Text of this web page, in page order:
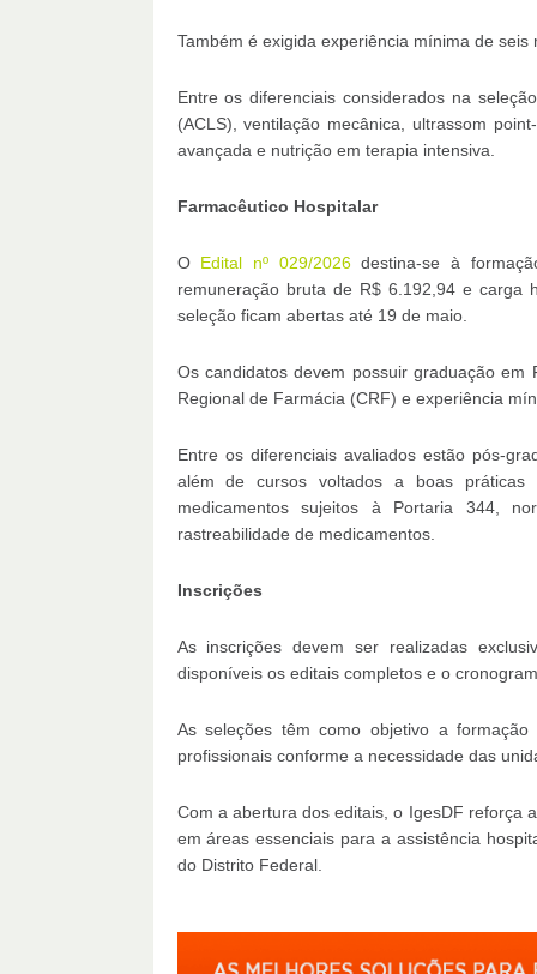
Também é exigida experiência mínima de
Entre os diferenciais considerados na
(ACLS), ventilação mecânica, ultrassom
avançada e nutrição em terapia intensiva.
Farmacêutico Hospitalar
O Edital nº 029/2026destina-se à
remuneração bruta de R$ 6.192,94 e carga
seleção ficam abertas até 19 de maio.
Os candidatos devem possuir graduação
Regional de Farmácia (CRF) e experiência
Entre os diferenciais avaliados estão pós-
além de cursos voltados a boas práticas
medicamentos sujeitos à Portaria 344,
rastreabilidade de medicamentos.
Inscrições
As inscrições devem ser realizadas
disponíveis os editais completos e o
As seleções têm como objetivo a
profissionais conforme a necessidade das
Com a abertura dos editais, o IgesDF reforça
em áreas essenciais para a assistência
do Distrito Federal.